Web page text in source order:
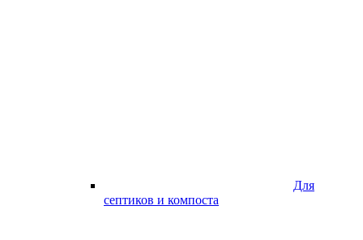
Для
септиков и компоста